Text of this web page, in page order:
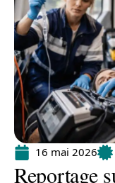
16 mai 2026
Reportage